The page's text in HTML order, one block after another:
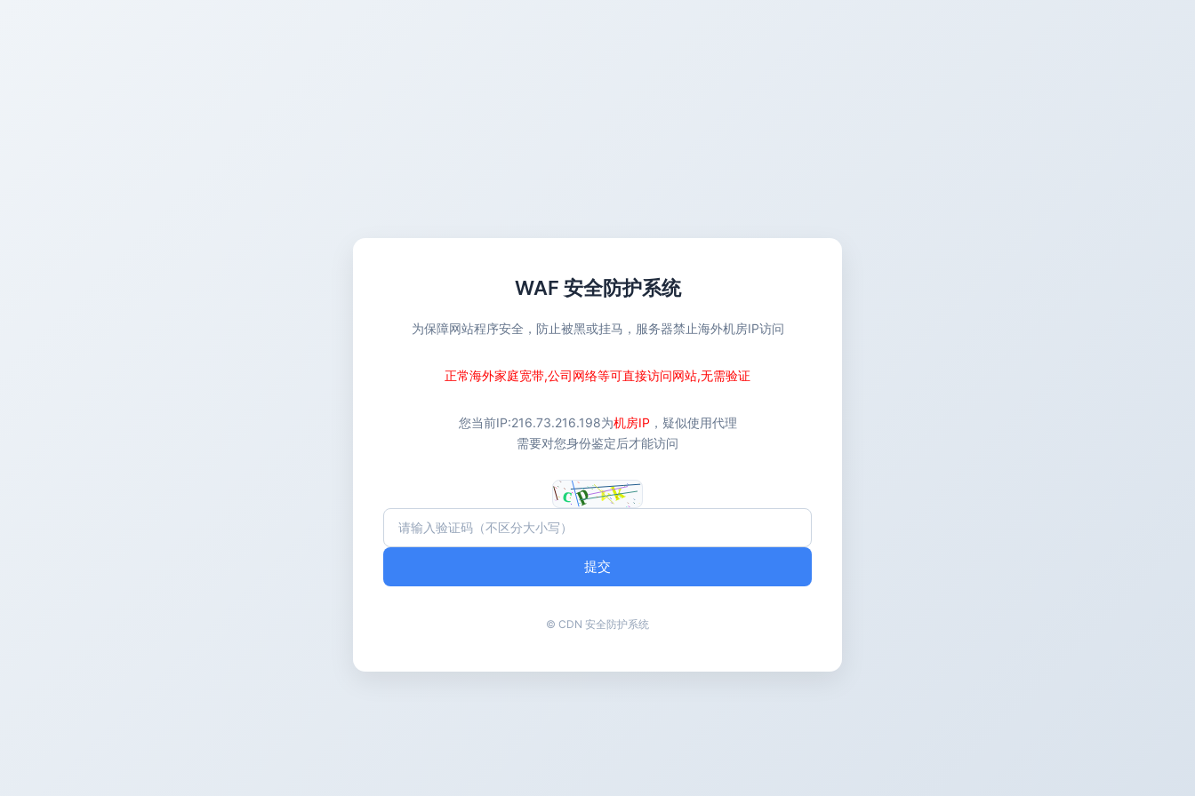
WAF 安全防护系统
为保障网站程序安全，防止被黑或挂马，服务器禁止海外机房IP访问
正常海外家庭宽带,公司网络等可直接访问网站,无需验证
您当前IP:216.73.216.198为机房IP ，疑似使用代理
需要对您身份鉴定后才能访问
提交
© CDN 安全防护系统